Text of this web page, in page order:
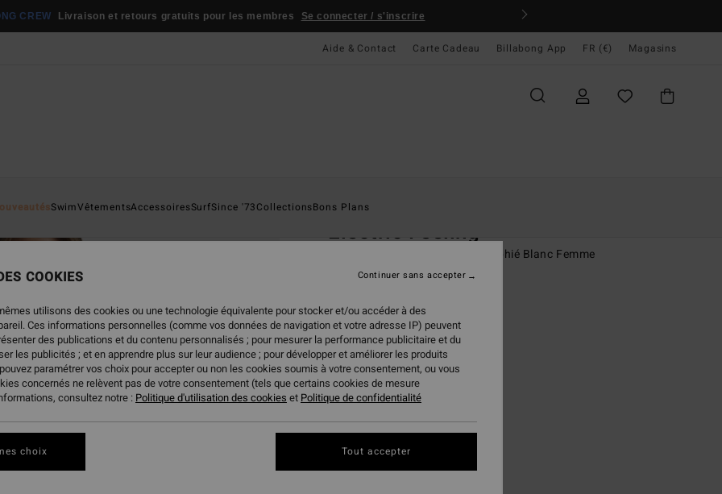
CREW Livraison et retours gratuits pour les membres Se connecter / s'inscrire
Aide & Contact Carte Cadeau Billabong App FR (€) Magasins
SwimVêtementsAccessoiresSurfSince '73CollectionsBons Plans
Electric Feeling
T-shirt manches courtes sérigraphié Blanc Femme
(1 Avis)
35,95 €
50%
17,98 €
BONS PLANS
CouleurSalt Crystal
COOKIES
utilisons des cookies ou une technologie équivalente pour stocker et/ou accéder à des
Ces informations personnelles (comme vos données de navigation et votre adresse IP) peuvent
des publications et du contenu personnalisés ; pour mesurer la performance publicitaire et du
les publicités ; et en apprendre plus sur leur audience ; pour développer et améliorer les produits
paramétrer vos choix pour accepter ou non les cookies soumis à votre consentement, ou vous
concernés ne relèvent pas de votre consentement (tels que certains cookies de mesure
consultez notre : Politique d'utilisation des cookies et Politique de confidentialité
choix
Continuer sans accepter
Tout accepter